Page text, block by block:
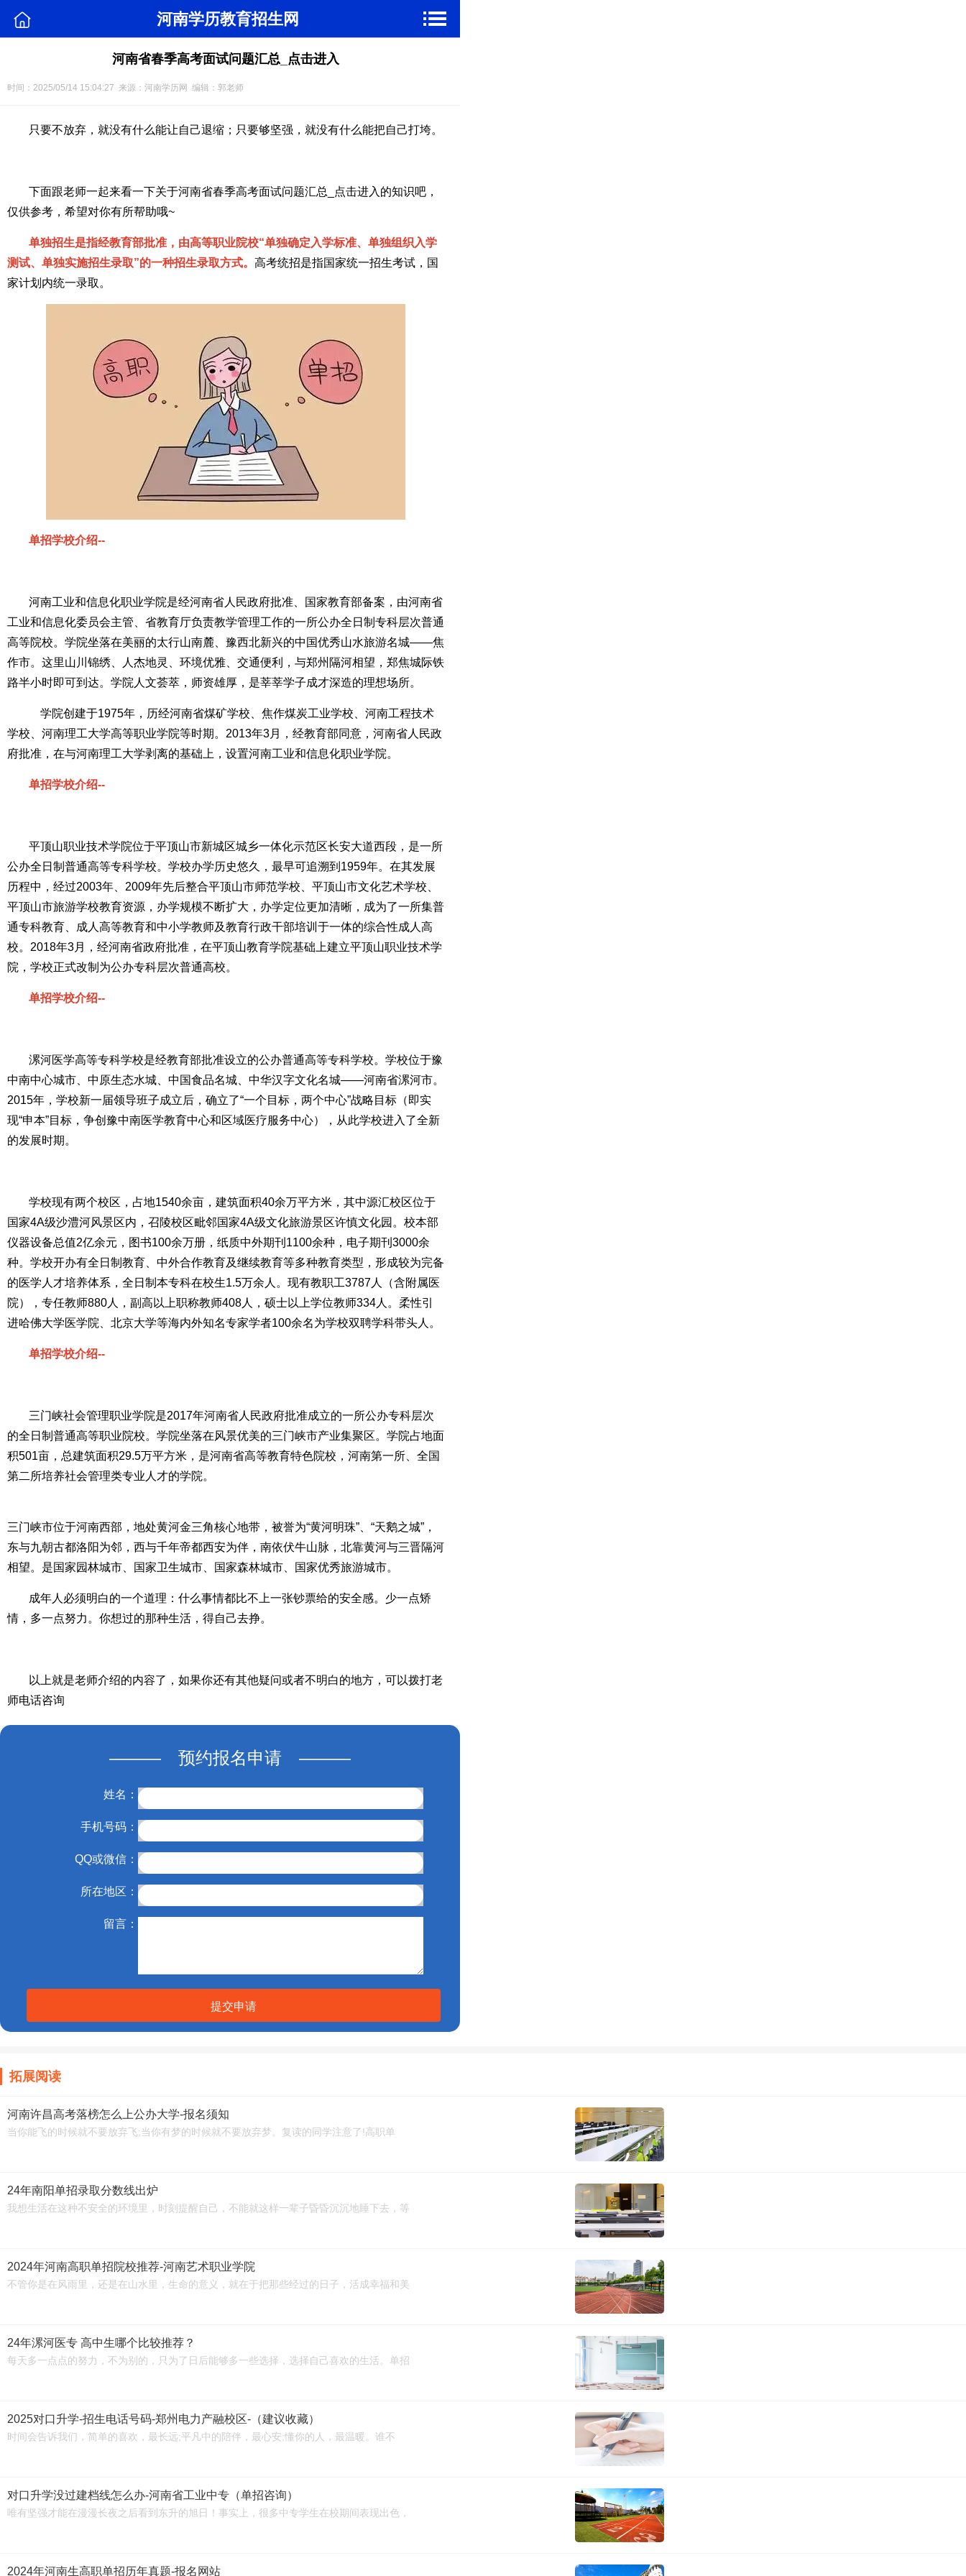
河南学历教育招生网
河南省春季高考面试问题汇总_点击进入
时间：2025/05/14 15:04:27 来源：河南学历网 编辑：郭老师
只要不放弃，就没有什么能让自己退缩；只要够坚强，就没有什么能把自己打垮。
下面跟老师一起来看一下关于河南省春季高考面试问题汇总_点击进入的知识吧，
仅供参考，希望对你有所帮助哦~
单独招生是指经教育部批准，由高等职业院校“单独确定入学标准、单独组织入学
测试、单独实施招生录取”的一种招生录取方式。 高考统招是指国家统一招生考试，国
家计划内统一录取。
单招学校介绍--
河南工业和信息化职业学院是经河南省人民政府批准、国家教育部备案，由河南省
工业和信息化委员会主管、省教育厅负责教学管理工作的一所公办全日制专科层次普通
高等院校。学院坐落在美丽的太行山南麓、豫西北新兴的中国优秀山水旅游名城——焦
作市。这里山川锦绣、人杰地灵、环境优雅、交通便利，与郑州隔河相望，郑焦城际铁
路半小时即可到达。学院人文荟萃，师资雄厚，是莘莘学子成才深造的理想场所。
学院创建于1975年，历经河南省煤矿学校、焦作煤炭工业学校、河南工程技术
学校、河南理工大学高等职业学院等时期。2013年3月，经教育部同意，河南省人民政
府批准，在与河南理工大学剥离的基础上，设置河南工业和信息化职业学院。
单招学校介绍--
平顶山职业技术学院位于平顶山市新城区城乡一体化示范区长安大道西段，是一所
公办全日制普通高等专科学校。学校办学历史悠久，最早可追溯到1959年。在其发展
历程中，经过2003年、2009年先后整合平顶山市师范学校、平顶山市文化艺术学校、
平顶山市旅游学校教育资源，办学规模不断扩大，办学定位更加清晰，成为了一所集普
通专科教育、成人高等教育和中小学教师及教育行政干部培训于一体的综合性成人高
校。2018年3月，经河南省政府批准，在平顶山教育学院基础上建立平顶山职业技术学
院，学校正式改制为公办专科层次普通高校。
单招学校介绍--
漯河医学高等专科学校是经教育部批准设立的公办普通高等专科学校。学校位于豫
中南中心城市、中原生态水城、中国食品名城、中华汉字文化名城——河南省漯河市。
2015年，学校新一届领导班子成立后，确立了“一个目标，两个中心”战略目标（即实
现“申本”目标，争创豫中南医学教育中心和区域医疗服务中心），从此学校进入了全新
的发展时期。
学校现有两个校区，占地1540余亩，建筑面积40余万平方米，其中源汇校区位于
国家4A级沙澧河风景区内，召陵校区毗邻国家4A级文化旅游景区许慎文化园。校本部
仪器设备总值2亿余元，图书100余万册，纸质中外期刊1100余种，电子期刊3000余
种。学校开办有全日制教育、中外合作教育及继续教育等多种教育类型，形成较为完备
的医学人才培养体系，全日制本专科在校生1.5万余人。现有教职工3787人（含附属医
院），专任教师880人，副高以上职称教师408人，硕士以上学位教师334人。柔性引
进哈佛大学医学院、北京大学等海内外知名专家学者100余名为学校双聘学科带头人。
单招学校介绍--
三门峡社会管理职业学院是2017年河南省人民政府批准成立的一所公办专科层次
的全日制普通高等职业院校。学院坐落在风景优美的三门峡市产业集聚区。学院占地面
积501亩，总建筑面积29.5万平方米，是河南省高等教育特色院校，河南第一所、全国
第二所培养社会管理类专业人才的学院。
三门峡市位于河南西部，地处黄河金三角核心地带，被誉为“黄河明珠”、“天鹅之城”，
东与九朝古都洛阳为邻，西与千年帝都西安为伴，南依伏牛山脉，北靠黄河与三晋隔河
相望。是国家园林城市、国家卫生城市、国家森林城市、国家优秀旅游城市。
成年人必须明白的一个道理：什么事情都比不上一张钞票给的安全感。少一点矫
情，多一点努力。你想过的那种生活，得自己去挣。
以上就是老师介绍的内容了，如果你还有其他疑问或者不明白的地方，可以拨打老
师电话咨询
——— 预约报名申请 ———
姓名：
手机号码：
QQ或微信：
所在地区：
留言：
提交申请
拓展阅读
河南许昌高考落榜怎么上公办大学-报名须知
当你能飞的时候就不要放弃飞;当你有梦的时候就不要放弃梦。复读的同学注意了!高职单
24年南阳单招录取分数线出炉
我想生活在这种不安全的环境里，时刻提醒自己，不能就这样一辈子昏昏沉沉地睡下去，等
2024年河南高职单招院校推荐-河南艺术职业学院
不管你是在风雨里，还是在山水里，生命的意义，就在于把那些经过的日子，活成幸福和美
24年漯河医专 高中生哪个比较推荐？
每天多一点点的努力，不为别的，只为了日后能够多一些选择，选择自己喜欢的生活。单招
2025对口升学-招生电话号码-郑州电力产融校区-（建议收藏）
时间会告诉我们，简单的喜欢，最长远;平凡中的陪伴，最心安;懂你的人，最温暖。谁不
对口升学没过建档线怎么办-河南省工业中专（单招咨询）
唯有坚强才能在漫漫长夜之后看到东升的旭日！事实上，很多中专学生在校期间表现出色，
2024年河南生高职单招历年真题-报名网站